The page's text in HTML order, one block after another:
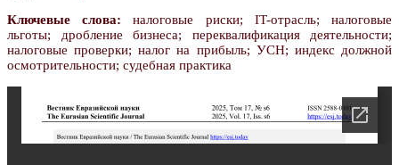
Ключевые слова: налоговые риски; IT-отрасль; налоговые
льготы; дробление бизнеса; переквалификация деятельности;
налоговые проверки; налог на прибыль; УСН; индекс должной
осмотрительности; судебная практика